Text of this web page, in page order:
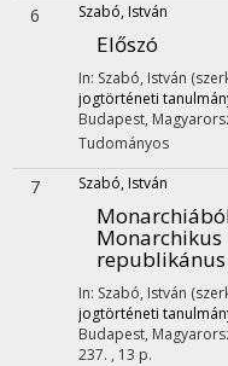
6 Szabó, István
Előszó
In: Szabó, István
jogtörténeti
Budapest,
Tudományos
7 Szabó, István
In: Szabó, István
jogtörténeti
Budapest,
237. , 13 p.